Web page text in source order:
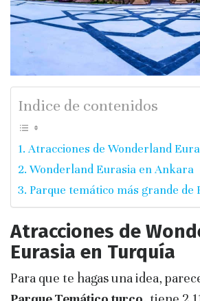
Indice de contenidos
Atracciones de Wonderland
Wonderland Eurasia en Ankara
Parque temático más grande de
Atracciones de
Eurasia en Turquía
Para que te hagas una idea,